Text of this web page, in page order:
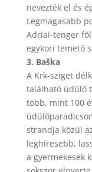
nevezték el és
Legmagasabb
Adriai-tenger
egykori temető
3. Baška
A Krk-sziget
található üdülő
több, mint 100
strandja közül
leghíresebb,
a gyermekesek